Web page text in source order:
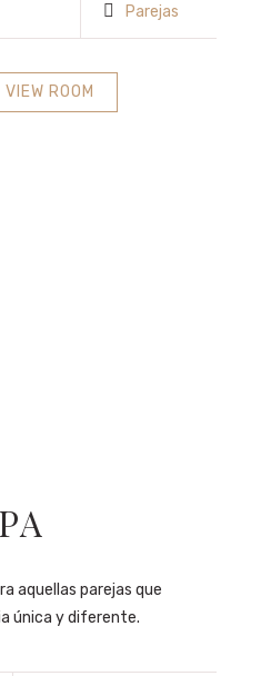
Parejas
VIEW ROOM
aquellas parejas que
única y diferente.